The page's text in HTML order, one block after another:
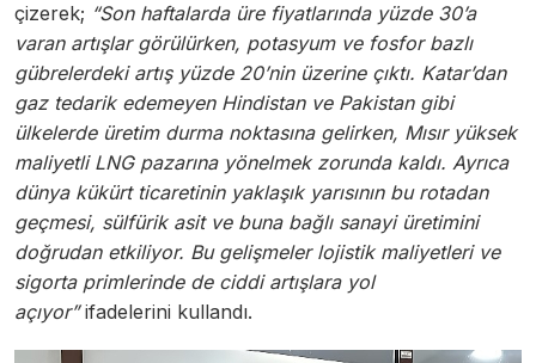
çizerek; “Son haftalarda üre fiyatlarında yüzde 30’a
varan artışlar görülürken, potasyum ve fosfor bazlı
gübrelerdeki artış yüzde 20’nin üzerine çıktı. Katar’dan
gaz tedarik edemeyen Hindistan ve Pakistan gibi
ülkelerde üretim durma noktasına gelirken, Mısır yüksek
maliyetli LNG pazarına yönelmek zorunda kaldı. Ayrıca
dünya kükürt ticaretinin yaklaşık yarısının bu rotadan
geçmesi, sülfürik asit ve buna bağlı sanayi üretimini
doğrudan etkiliyor. Bu gelişmeler lojistik maliyetleri ve
sigorta primlerinde de ciddi artışlara yol
açıyor”ifadelerini kullandı.